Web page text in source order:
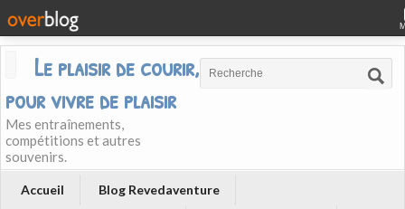
Le plaisir de courir, courir
pour vivre de plaisir
Mes entraînements,
compétitions et autres
souvenirs.
Accueil
Blog Revedaventure